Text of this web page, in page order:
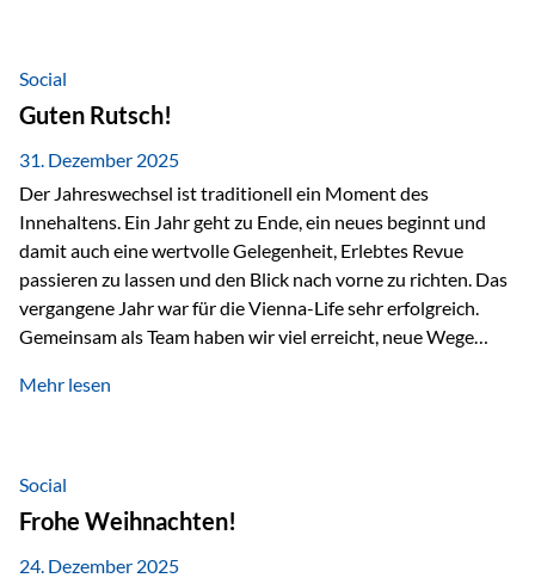
Vermögensstrukturierung und Nachfolgeplanung
gemeinsam zu diskutieren. Persönlich für Sie vor Ort An
beiden Kongresstagen stehen Ihnen Maximilian
Fichtenbauer, Dirk…
Social
Guten Rutsch!
31. Dezember 2025
Der Jahreswechsel ist traditionell ein Moment des
Innehaltens. Ein Jahr geht zu Ende, ein neues beginnt und
damit auch eine wertvolle Gelegenheit, Erlebtes Revue
passieren zu lassen und den Blick nach vorne zu richten. Das
vergangene Jahr war für die Vienna-Life sehr erfolgreich.
Gemeinsam als Team haben wir viel erreicht, neue Wege
Veranstaltungen wie der Schnifisschnauf, aber auch unsere
starkes Miteinander ist. Neben diesen gemeinsamen
Erlebnissen konnten wir…
Mehr lesen
Social
Frohe Weihnachten!
24. Dezember 2025